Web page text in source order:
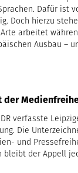
Dafür ist
Doch hierzu
arbeitet
Ausbau –
der
verfasste
Die
und
der Appell